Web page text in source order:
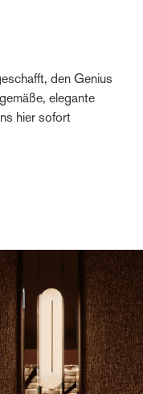
den Genius
elegante
hier sofort